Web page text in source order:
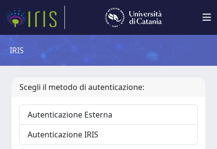
IRIS
Scegli il metodo di autenticazione:
Autenticazione Esterna
Autenticazione IRIS